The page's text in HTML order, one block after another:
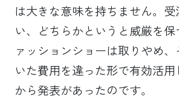
は大きな意味を持ちません。
い、どちらかというと威厳を
ァッションショーは取りやめ
いた費用を違った形で有効活
から発表があったのです。